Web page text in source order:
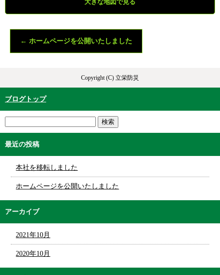
大きな地図で見る
← ホームページを公開いたしました
Copyright (C) 立栄防災
ブログトップ
最近の投稿
本社を移転しました
ホームページを公開いたしました
アーカイブ
2021年10月
2020年10月